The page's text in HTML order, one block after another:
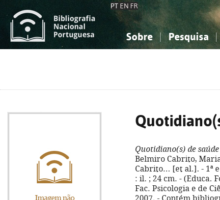
PT EN FR
Sobre Pesquisa
Quotidiano(s) de saúde
Belmiro Cabrito,
Cabrito... [et al.]. - 1ª
: il. ; 24 cm. - (Educa.
Fac. Psicologia e de